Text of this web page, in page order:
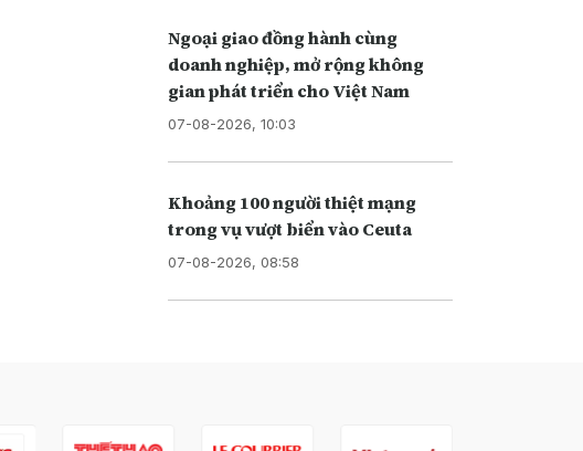
Ngoại giao đồng hành cùng
doanh nghiệp, mở rộng không
gian phát triển cho Việt Nam
07-08-2026, 10:03
Khoảng 100 người thiệt mạng
trong vụ vượt biển vào Ceuta
07-08-2026, 08:58